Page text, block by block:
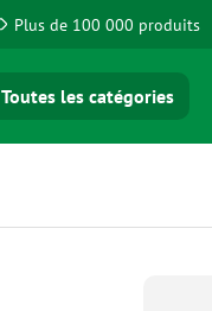
Plus de 100 000 produits
Toutes les catégories